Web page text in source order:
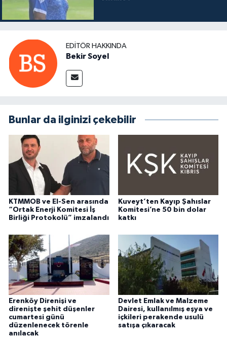
EDITÖR HAKKINDA
Bekir Soyel
Bunlar da ilginizi çekebilir
KTMMOB ve El-Sen arasında
“Ortak Enerji Komitesi İş
Birliği Protokolü” imzalandı
Kuveyt’ten Kayıp Şahıslar
Komitesi’ne 50 bin dolar
katkı
Erenköy Direnişi ve
direnişte şehit düşenler
cumartesi günü
düzenlenecek törenle
anılacak
Devlet Emlak ve Malzeme
Dairesi, kullanılmış eşya ve
içkileri perakende usulü
satışa çıkaracak